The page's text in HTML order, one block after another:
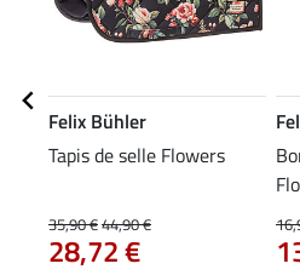
Felix Bühler
Tapis de selle Flowers
35,90 €44,90 €
28,72 €